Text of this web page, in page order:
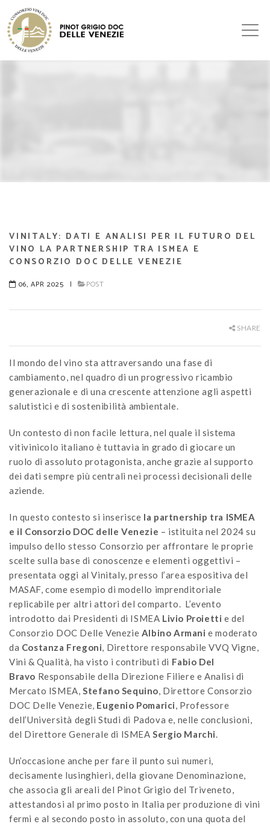
VINITALY: DATI E ANALISI PER IL FUTURO DEL
VINO LA PARTNERSHIP TRA ISMEA E
CONSORZIO DOC DELLE VENEZIE
06, APR 2025 | POST
SHARE
Il mondo del vino sta attraversando una fase di
cambiamento, nel quadro di un progressivo ricambio
generazionale e di una crescente attenzione agli aspetti
salutistici e di sostenibilità ambientale.
Un contesto di non facile lettura, nel quale il sistema
vitivinicolo italiano è tuttavia in grado di giocare un
ruolo di assoluto protagonista, anche grazie al supporto
dei dati sempre più centrali nei processi decisionali delle
aziende.
In questo contesto si inserisce la partnership tra ISMEA
e il Consorzio DOC delle Venezie – istituita nel 2024 su
impulso dello stesso Consorzio per affrontare le proprie
scelte sulla base di conoscenze e elementi oggettivi –
presentata oggi al Vinitaly, presso l’area espositiva del
MASAF, come esempio di modello imprenditoriale
replicabile per altri attori del comparto. L’evento
introdotto dai Presidenti di ISMEA Livio Proietti e del
Consorzio DOC Delle Venezie Albino Armani e moderato
da Costanza Fregoni, Direttore responsabile VVQ Vigne,
Vini & Qualità, ha visto i contributi di Fabio Del
Bravo Responsabile della Direzione Filiere e Analisi di
Mercato ISMEA, Stefano Sequino, Direttore Consorzio
DOC Delle Venezie, Eugenio Pomarici, Professore
dell’Università degli Studi di Padova e, nelle conclusioni,
del Direttore Generale di ISMEASergio Marchi.
Un’occasione anche per fare il punto sui numeri,
decisamente lusinghieri, della giovane Denominazione,
che associa gli areali del Pinot Grigio del Triveneto,
attestandosi al primo posto in Italia per produzione di vini
fermi e al secondo posto in assoluto, con una quota del